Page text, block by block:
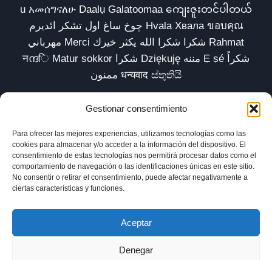
Gestionar consentimiento
Para ofrecer las mejores experiencias, utilizamos tecnologías como las
cookies para almacenar y/o acceder a la información del dispositivo. El
consentimiento de estas tecnologías nos permitirá procesar datos como el
comportamiento de navegación o las identificaciones únicas en este sitio.
No consentir o retirar el consentimiento, puede afectar negativamente a
ciertas características y funciones.
Aceptar
Denegar
u አመሰግናለሁ Daalụ Galatoomaa ကျေးဇူးတင်ပါတယ်
چوخ ساغ اول تشکر ائدیرم Hvala Хвала ขอบคุณ
مهرباني Merci شكرا شكرا الله يكثر خيرك Rahmat
नന്ദि Matur sokkor شكرا Dziękuję مننه Ẹ ṣé شكراً
ممنون धन्यवाद ස්තුතියි
Inicio Biblioteca Parábolas TV
Comunidad
Esencia
Blog
Política de privacidad
Aviso legal
Política de cookies (UE)